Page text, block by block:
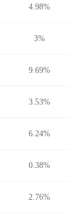
4.98%
3%
9.69%
3.53%
6.24%
0.38%
2.76%